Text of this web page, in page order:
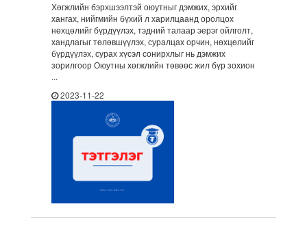
Хөгжлийн бэрхшээлтэй оюутныг дэмжих, эрхийг
хангах, нийгмийн бүхий л харилцаанд оролцох
нөхцөлийг бүрдүүлэх, тэдний талаар эерэг ойлголт,
хандлагыг төлөвшүүлэх, суралцах орчин, нөхцөлийг
бүрдүүлэх, сурах хүсэл сонирхлыг нь дэмжих
зорилгоор Оюутны хөгжлийн төвөөс жил бүр зохион
...
2023-11-22